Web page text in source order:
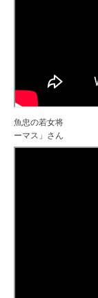
魚忠の
ーマス」さん